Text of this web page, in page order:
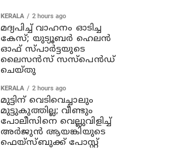
KERALA 2 hours ago
മദ്യപിച്ച് വാഹനം ഓടിച്ച
കേസ്; യുട്യൂബര്‍ ഹെലന്‍
ഓഫ് സ്പാര്‍ട്ടയുടെ
ലൈസന്‍സ് സസ്പെന്‍ഡ്
ചെയ്തു
KERALA 2 hours ago
മുട്ടിന് വെടിവെച്ചാലും
മുട്ടുകുത്തില്ല; വീണ്ടും
പോലീസിനെ വെല്ലുവിളിച്ച്
അര്‍ജുന്‍ ആയങ്കിയുടെ
ഫെയ്‌സ്ബുക്ക് പോസ്റ്റ്